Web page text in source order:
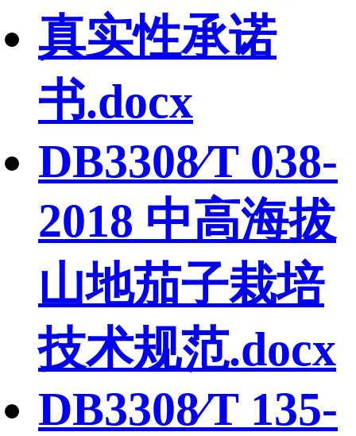
真实性承诺
书.docx
DB3308∕T 038-
2018 中高海拔
山地茄子栽培
技术规范.docx
DB3308∕T 135-